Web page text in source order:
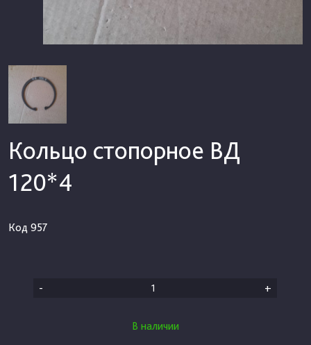
Кольцо стопорное ВД
120*4
Код 957
- +
В наличии